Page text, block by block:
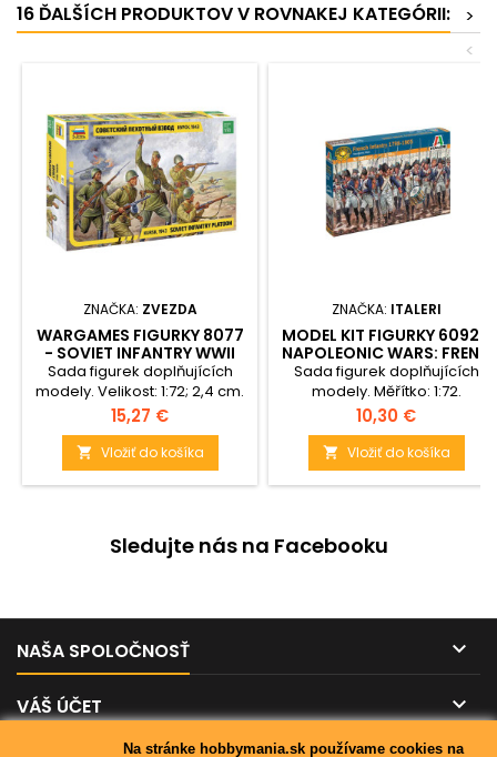
Na stránke hobbymania.sk používame cookies na
16 ĎALŠÍCH PRODUKTOV V ROVNAKEJ KATEGÓRII:
>
<
ZNAČKA: ZVEZDA
WARGAMES FIGURKY 8077
- SOVIET INFANTRY WWII
(1:72)
Sada figurek doplňujících
modely. Velikost: 1:72; 2,4 cm.
Balení obsahuje: 138
nenabarvených dílků.
Cena
15,27 €
 Vložiť do košíka
ZNAČKA: ITALERI
MODEL KIT FIGURKY 6092 -
NAPOLEONIC WARS: FRENC
INF.1800-05 (1:72)
Sada figurek doplňujících
modely. Měřítko: 1:72.
Obsahuje 48 nenabarvených
figurek.
Cena
10,30 €
 Vložiť do košíka
Sledujte nás na Facebooku
NAŠA SPOLOČNOSŤ 
VÁŠ ÚČET 